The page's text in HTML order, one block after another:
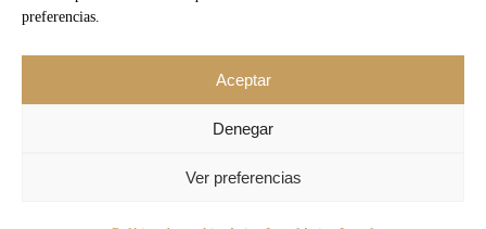
preferencias.
Aceptar
Denegar
Ver preferencias
Reservas por correo o a través de la web.
reservas@srmartin.es
© 2024 El Señor Martín